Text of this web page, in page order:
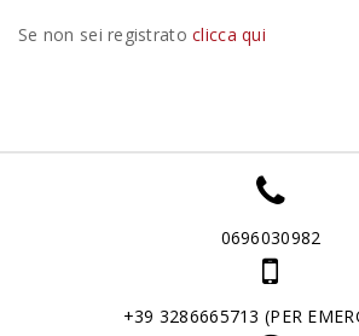
Se non sei registratoclicca qui
0696030982
+39 3286665713 (PER